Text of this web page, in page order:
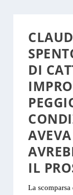
DI
IL
La